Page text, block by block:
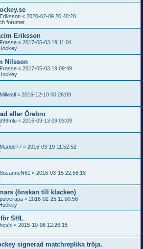
Eriksson « 2020-02-09 20:40:28
forumet
Eriksson
Frasse « 2017-05-03 19:11:04
Nilsson
Frasse « 2017-05-03 19:09:49
Millwall « 2016-12-10 00:26:09
eller Örebro
d99mlu « 2016-09-13 09:03:09
Madde77 « 2016-03-19 11:52:52
SusanneN61 « 2016-03-15 22:56:18
(önskan till klacken)
pulverapa « 2016-02-25 11:00:58
SHL
hcshl « 2015-10-06 12:26:15
signerad matchreplika tröja.